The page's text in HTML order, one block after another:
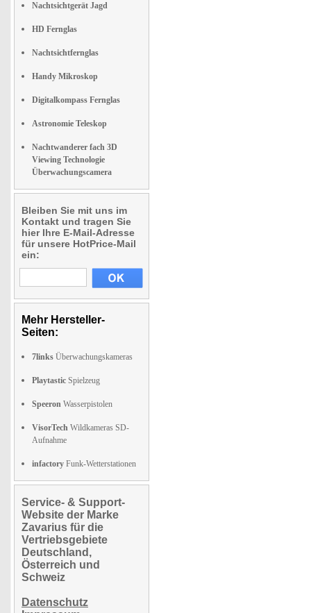
Nachtsichtgerät Jagd
HD Fernglas
Nachtsichtfernglas
Handy Mikroskop
Digitalkompass Fernglas
Astronomie Teleskop
Nachtwanderer fach 3D
Viewing Technologie
Überwachungscamera
Bleiben Sie mit uns im
Kontakt und tragen Sie
hier Ihre E-Mail-Adresse
für unsere HotPrice-Mail
ein:
Mehr Hersteller-
Seiten:
7links Überwachungskameras
Playtastic Spielzeug
Speeron Wasserpistolen
VisorTech Wildkameras SD-
Aufnahme
infactory Funk-Wetterstationen
Service- & Support-
Website der Marke
Zavarius für die
Vertriebsgebiete
Deutschland,
Österreich und
Schweiz
Datenschutz